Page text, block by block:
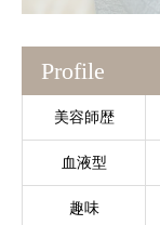
Profile
美容師歴
血液型
趣味